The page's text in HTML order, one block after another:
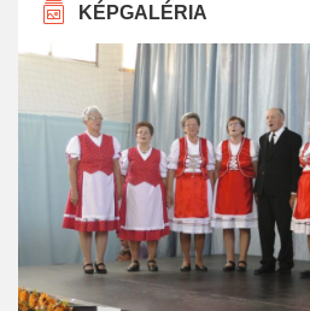
KÉPGALÉRIA